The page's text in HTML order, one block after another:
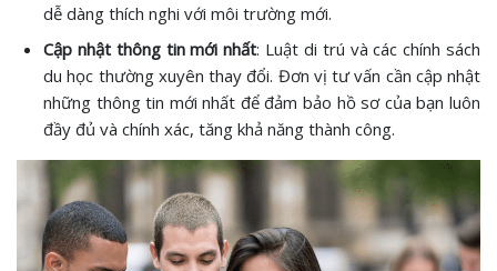
dễ dàng thích nghi với môi trường mới.
Cập nhật thông tin mới nhất: Luật di trú và các chính sách
du học thường xuyên thay đổi. Đơn vị tư vấn cần cập nhật
những thông tin mới nhất để đảm bảo hồ sơ của bạn luôn
đầy đủ và chính xác, tăng khả năng thành công.